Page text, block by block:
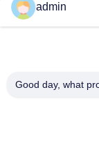
Flexible PVC-
Bodenbelag
Böden
admin
Good day, what